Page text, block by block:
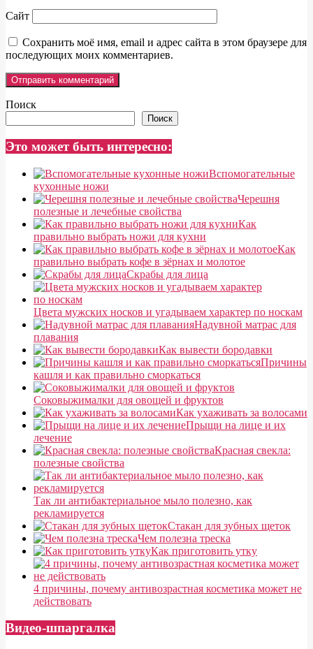
Сайт
Сохранить моё имя, email и адрес сайта в этом браузере для
последующих моих комментариев.
Поиск
Поиск
Это может быть интересно:
Вспомогательные
кухонные ножи
Черешня
полезные и лечебные свойства
Как
правильно выбрать ножи для кухни
Как
правильно выбрать кофе в зёрнах и молотое
Скрабы для лица
Цвета мужских носков и угадываем характер по носкам
Надувной матрас для
плавания
Как вывести бородавки
Причины
кашля и как правильно сморкаться
Соковыжималки для овощей и фруктов
Как ухаживать за волосами
Прыщи на лице и их
лечение
Красная свекла:
полезные свойства
Так ли антибактериальное мыло полезно, как
рекламируется
Cтакан для зубных щеток
Чем полезна треска
Как приготовить утку
4 причины, почему антивозрастная косметика может не
действовать
Видео-шпаргалка